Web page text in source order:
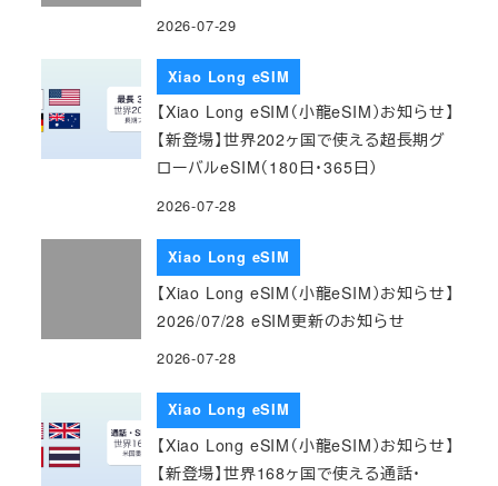
2026-07-29
Xiao Long eSIM
【Xiao Long eSIM（小龍eSIM）お知らせ】
【新登場】世界202ヶ国で使える超長期グ
ローバルeSIM（180日・365日）
2026-07-28
Xiao Long eSIM
【Xiao Long eSIM（小龍eSIM）お知らせ】
2026/07/28 eSIM更新のお知らせ
2026-07-28
Xiao Long eSIM
【Xiao Long eSIM（小龍eSIM）お知らせ】
【新登場】世界168ヶ国で使える通話・